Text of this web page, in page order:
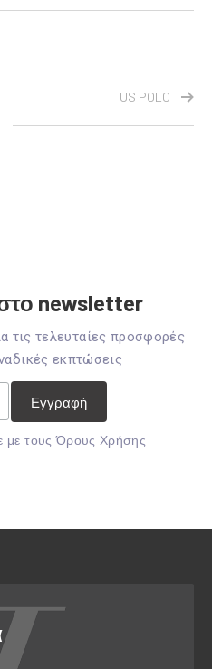
US POLO
newsletter
τις τελευταίες προσφορές
εκπτώσεις
με τουςΌρους Χρήσης